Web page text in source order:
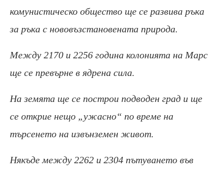
комунистическо общество ще се развива ръка
за ръка с нововъзстановената природа.
Между 2170 и 2256 година колонията на Марс
ще се превърне в ядрена сила.
На земята ще се построи подводен град и ще
се открие нещо „ужасно“ по време на
търсенето на извънземен живот.
Някъде между 2262 и 2304 пътуването във